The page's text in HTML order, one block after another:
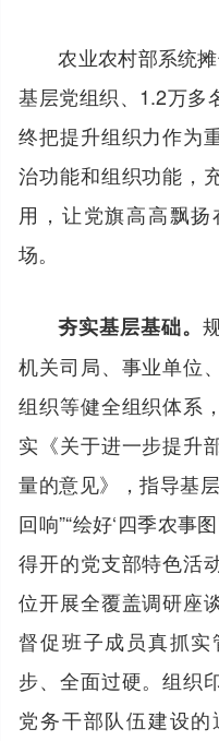
农业农村部系统
基层党组织、1.2万多
终把提升组织力作为
治功能和组织功能，
用，让党旗高高飘
场。
夯实基层基础。
机关司局、事业单位
组织等健全组织体系
实《关于进一步提升
量的意见》，指导基
回响”“绘好‘四季农事
得开的党支部特色活
位开展全覆盖调研座
督促班子成员真抓
步、全面过硬。组织
党务干部队伍建设